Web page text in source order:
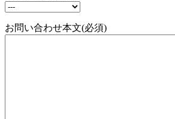
お問い合わせ本文(必須)